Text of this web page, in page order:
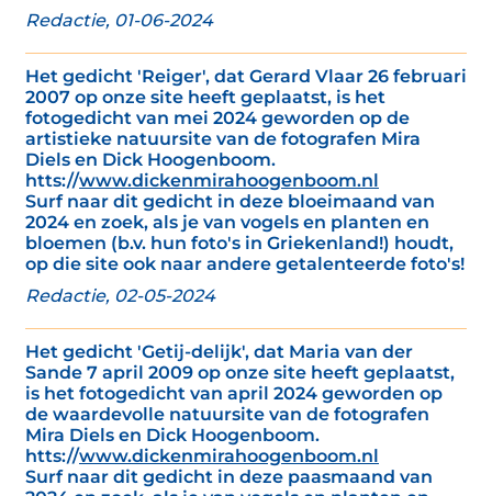
Redactie, 01-06-2024
Het gedicht 'Reiger', dat Gerard Vlaar 26 februari
2007 op onze site heeft geplaatst, is het
fotogedicht van mei 2024 geworden op de
artistieke natuursite van de fotografen Mira
Diels en Dick Hoogenboom.
htts://www.dickenmirahoogenboom.nl
Surf naar dit gedicht in deze bloeimaand van
2024 en zoek, als je van vogels en planten en
bloemen (b.v. hun foto's in Griekenland!) houdt,
op die site ook naar andere getalenteerde foto's!
Redactie, 02-05-2024
Het gedicht 'Getij-delijk', dat Maria van der
Sande 7 april 2009 op onze site heeft geplaatst,
is het fotogedicht van april 2024 geworden op
de waardevolle natuursite van de fotografen
Mira Diels en Dick Hoogenboom.
htts://www.dickenmirahoogenboom.nl
Surf naar dit gedicht in deze paasmaand van